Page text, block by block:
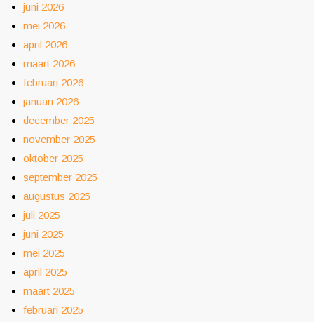
juni 2026
mei 2026
april 2026
maart 2026
februari 2026
januari 2026
december 2025
november 2025
oktober 2025
september 2025
augustus 2025
juli 2025
juni 2025
mei 2025
april 2025
maart 2025
februari 2025